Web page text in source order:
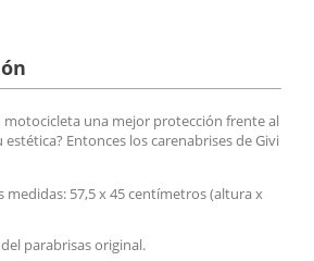
motocicleta una mejor protección frente al
Entonces los carenabrises de Givi
medidas: 57,5 x 45 centímetros (altura x
parabrisas original.